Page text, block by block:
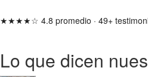
★★★★☆ 4.8 promedio · 49+
Lo que dicen